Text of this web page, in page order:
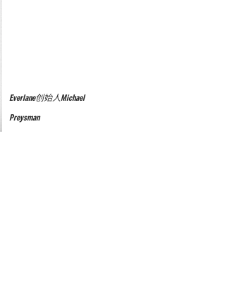
Everlane创始人Michael
Preysman